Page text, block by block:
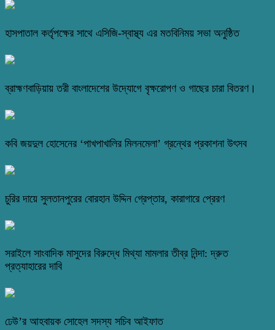
হাসপাতাল কর্তৃপক্ষের সাথে এসিজি-স্বাস্থ্য এর মতবিনিময় সভা অনুষ্ঠিত
ব্রাহ্মণবাড়িয়ায় তরী বাংলাদেশের উদ্যোগে বৃক্ষরোপণ ও গাছের চারা বিতরণ।
কবি জয়দুল হোসেনের ‘পাখপাখালির মিলনমেলা’ গ্রন্থের প্রকাশনা উৎসব
চুরির দায়ে সুলতানপুরের বোরহান উদ্দিন গ্রেপ্তার, কারাগারে প্রেরণ
সরাইলে সাংবাদিক মাসুদের বিরুদ্ধে মিথ্যা মামলার তীব্র নিন্দা: দ্রুত
প্রত্যাহারের দাবি
ঢেউ’র আহবায়ক সোহেল সদস্য সচিব আইফাত